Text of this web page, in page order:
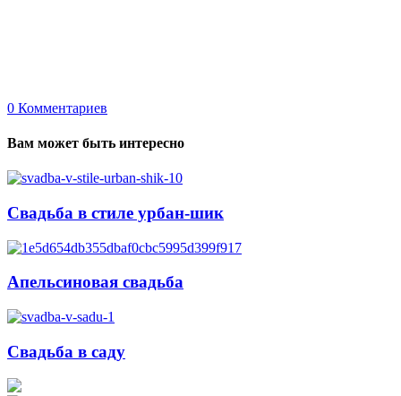
0 Комментариев
Вам может быть интересно
Свадьба в стиле урбан-шик
Апельсиновая свадьба
Свадьба в саду